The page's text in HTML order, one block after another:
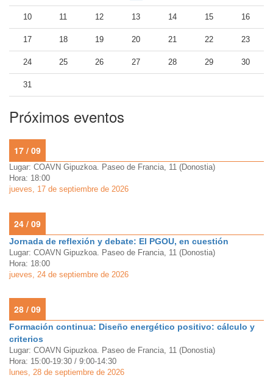
10 11 12 13 14 15 16
17 18 19 20 21 22 23
24 25 26 27 28 29 30
31
Próximos eventos
17 / 09
Lugar: COAVN Gipuzkoa. Paseo de Francia, 11 (Donostia)
Hora: 18:00
jueves, 17 de septiembre de 2026
24 / 09
Jornada de reflexión y debate: El PGOU, en cuestión
Lugar: COAVN Gipuzkoa. Paseo de Francia, 11 (Donostia)
Hora: 18:00
jueves, 24 de septiembre de 2026
28 / 09
Formación continua: Diseño energético positivo: cálculo y
criterios
Lugar: COAVN Gipuzkoa. Paseo de Francia, 11 (Donostia)
Hora: 15:00-19:30 / 9:00-14:30
lunes, 28 de septiembre de 2026